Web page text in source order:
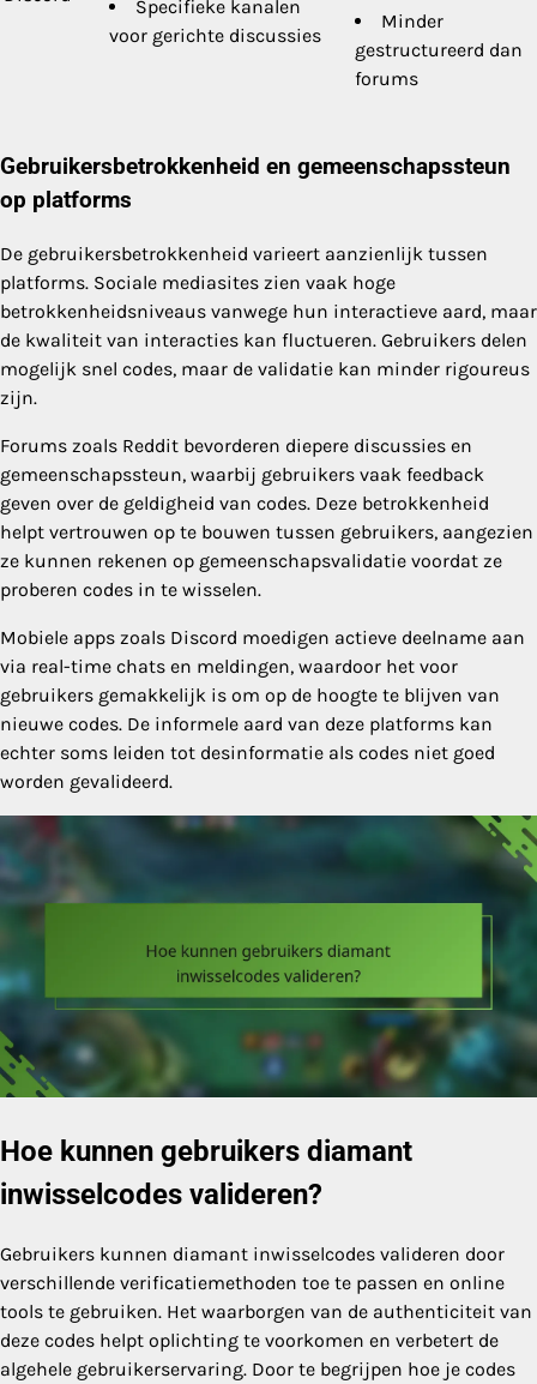
Specifieke kanalen
voor gerichte discussies
Minder
gestructureerd dan
forums
Gebruikersbetrokkenheid en gemeenschapssteun
op platforms
De gebruikersbetrokkenheid varieert aanzienlijk tussen
platforms. Sociale mediasites zien vaak hoge
betrokkenheidsniveaus vanwege hun interactieve aard, maar
de kwaliteit van interacties kan fluctueren. Gebruikers delen
mogelijk snel codes, maar de validatie kan minder rigoureus
zijn.
Forums zoals Reddit bevorderen diepere discussies en
gemeenschapssteun, waarbij gebruikers vaak feedback
geven over de geldigheid van codes. Deze betrokkenheid
helpt vertrouwen op te bouwen tussen gebruikers, aangezien
ze kunnen rekenen op gemeenschapsvalidatie voordat ze
proberen codes in te wisselen.
Mobiele apps zoals Discord moedigen actieve deelname aan
via real-time chats en meldingen, waardoor het voor
gebruikers gemakkelijk is om op de hoogte te blijven van
nieuwe codes. De informele aard van deze platforms kan
echter soms leiden tot desinformatie als codes niet goed
worden gevalideerd.
Hoe kunnen gebruikers diamant
inwisselcodes valideren?
Gebruikers kunnen diamant inwisselcodes valideren door
verschillende verificatiemethoden toe te passen en online
tools te gebruiken. Het waarborgen van de authenticiteit van
deze codes helpt oplichting te voorkomen en verbetert de
algehele gebruikerservaring. Door te begrijpen hoe je codes